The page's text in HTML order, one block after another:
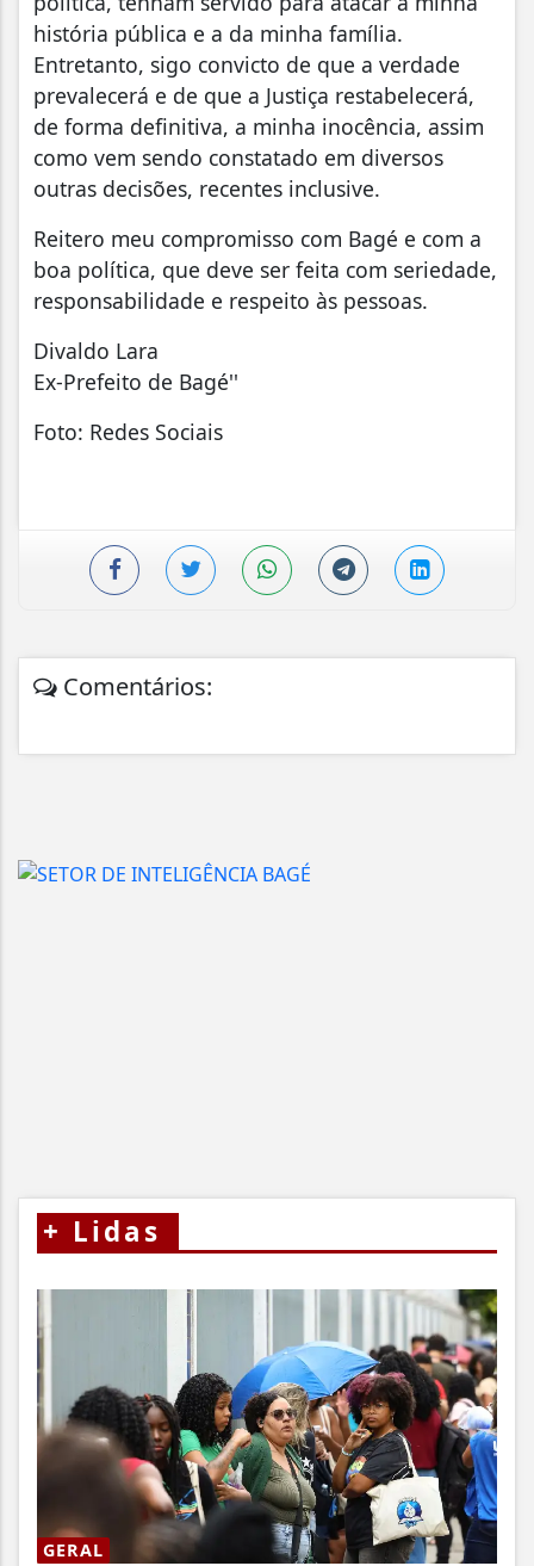
história pública e a da minha família.
Entretanto, sigo convicto de que a verdade
prevalecerá e de que a Justiça restabelecerá,
de forma definitiva, a minha inocência, assim
como vem sendo constatado em diversos
outras decisões, recentes inclusive.
Reitero meu compromisso com Bagé e com a
boa política, que deve ser feita com seriedade,
responsabilidade e respeito às pessoas.
Divaldo Lara
Ex-Prefeito de Bagé''
Foto: Redes Sociais
Comentários:
+ Lidas
GERAL